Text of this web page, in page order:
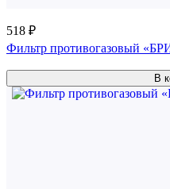
518 ₽
Фильтр противогазовый
В